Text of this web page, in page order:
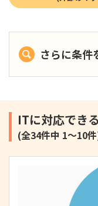
さらに条件
ITに対応でき
(全34件中 1～10